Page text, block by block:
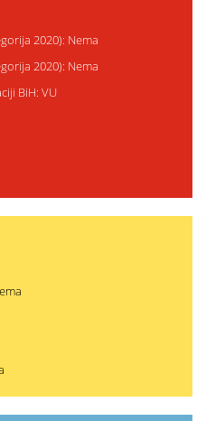
2020): Nema
2020): Nema
BiH: VU